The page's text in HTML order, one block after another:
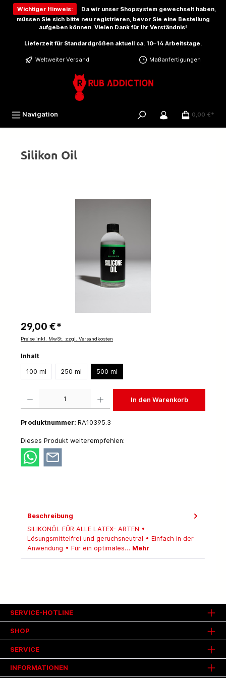
springen
Wichtiger Hinweis:
Da wir unser Shopsystem gewechselt haben,
müssen Sie sich bitte neu registrieren, bevor Sie eine Bestellung
aufgeben können. Vielen Dank für Ihr Verständnis!
Lieferzeit für Standardgrößen aktuell ca. 10–14 Arbeitstage.
Weltweiter Versand Maßanfertigungen
Navigation 0,00 €*
Silikon Oil
29,00 €*
Preise inkl. MwSt. zzgl. Versandkosten
Inhalt
100 ml 250 ml 500 ml
In den Warenkorb
Produktnummer: RA10395.3
Dieses Produkt weiterempfehlen:
Beschreibung
SILIKONÖL FÜR ALLE LATEX- ARTEN •
Lösungsmittelfrei und geruchsneutral • Einfach in der
Anwendung • Für ein optimales… Mehr
SHOP
SERVICE
INFORMATIONEN
SERVICE-HOTLINE